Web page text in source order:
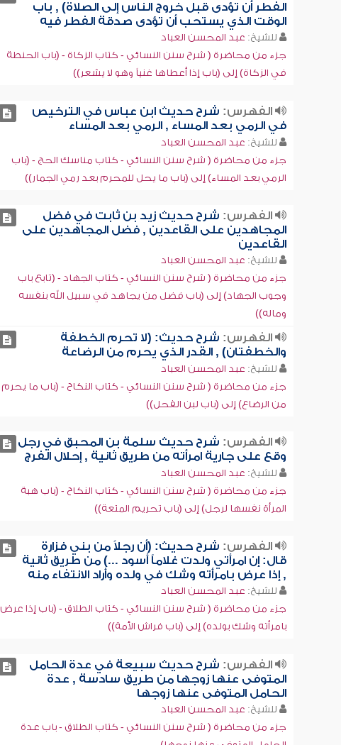
الفطر أن تؤدى قبل خروج الناس إلى الصلاة) , باب
الوقت الذي يستحب أن تؤدى صدقة الفطر فيه
للشيخ: عبد المحسن العباد
جزء من محاضرة ( شرح سنن النسائي - كتاب الزكاة - (باب الحنطة
في الزكاة) إلى (باب إذا أعطاها غنياً وهو لا يشعر))
الفهرس: شرح حديث ابن عباس في الترخيص
في الرمي بعد المساء , الرمي بعد المساء
للشيخ: عبد المحسن العباد
جزء من محاضرة ( شرح سنن النسائي - كتاب مناسك الحج - (باب
الرمي بعد المساء) إلى (باب ما يحل للمحرم بعد رمي الجمار))
الفهرس: شرح حديث زيد بن ثابت في فضل
المجاهدين على القاعدين , فضل المجاهدين على
القاعدين
للشيخ: عبد المحسن العباد
جزء من محاضرة ( شرح سنن النسائي - كتاب الجهاد - (تابع باب
وجوب الجهاد) إلى (باب فضل من يجاهد في سبيل الله بنفسه
وماله))
الفهرس: شرح حديث: (لا تحرم الخطفة
والخطفتان) , القدر الذي يحرم من الرضاعة
للشيخ: عبد المحسن العباد
جزء من محاضرة ( شرح سنن النسائي - كتاب النكاح - (باب ما يحرم
من الرضاع) إلى (باب لبن الفحل))
الفهرس: شرح حديث سلمة بن المحبق في رجل
وقع على جارية امرأته من طريق ثانية , إحلال الفرج
للشيخ: عبد المحسن العباد
جزء من محاضرة ( شرح سنن النسائي - كتاب النكاح - (باب هبة
المرأة نفسها لرجل) إلى (باب تحريم المتعة))
الفهرس: شرح حديث: (أن رجلاً من بني فزارة
قال: إن امرأتي ولدت غلاماً أسود ...) من طريق ثانية
, إذا عرض بامرأته وشك في ولده وأراد الانتفاء منه
للشيخ: عبد المحسن العباد
جزء من محاضرة ( شرح سنن النسائي - كتاب الطلاق - (باب إذا عرض
بامرأته وشك بولده) إلى (باب فراش الأمة))
الفهرس: شرح حديث سبيعة في عدة الحامل
المتوفى عنها زوجها من طريق سادسة , عدة
الحامل المتوفى عنها زوجها
للشيخ: عبد المحسن العباد
جزء من محاضرة ( شرح سنن النسائي - كتاب الطلاق - باب عدة